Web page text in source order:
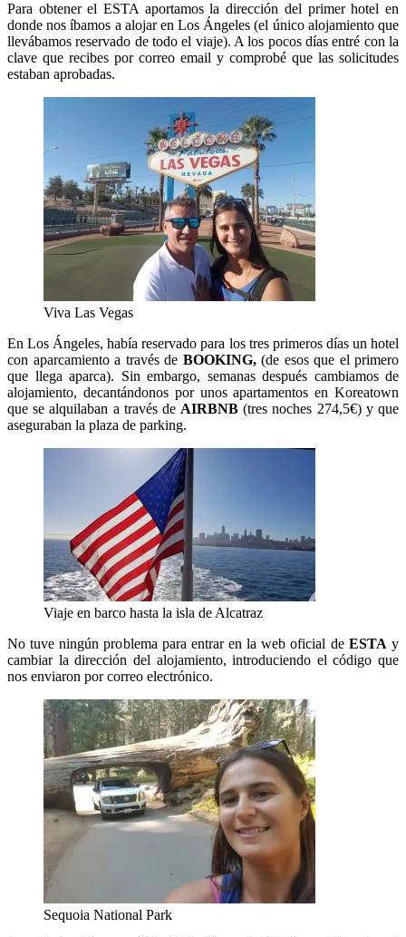
Para obtener el ESTA aportamos la dirección del primer hotel en
donde nos íbamos a alojar en Los Ángeles (el único alojamiento que
llevábamos reservado de todo el viaje). A los pocos días entré con la
clave que recibes por correo email y comprobé que las solicitudes
estaban aprobadas.
Viva Las Vegas
En Los Ángeles, había reservado para los tres primeros días un hotel
con aparcamiento a través de BOOKING, (de esos que el primero
que llega aparca). Sin embargo, semanas después cambiamos de
alojamiento, decantándonos por unos apartamentos en Koreatown
que se alquilaban a través de AIRBNB (tres noches 274,5€) y que
aseguraban la plaza de parking.
Viaje en barco hasta la isla de Alcatraz
No tuve ningún problema para entrar en la web oficial de ESTA y
cambiar la dirección del alojamiento, introduciendo el código que
nos enviaron por correo electrónico.
Sequoia National Park